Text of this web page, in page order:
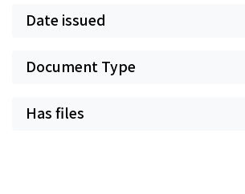
Date issued
Document Type
Has files